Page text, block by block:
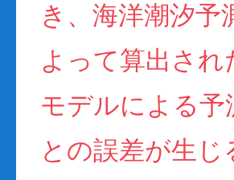
き、海洋潮汐
よって算出さ
モデルによる予
との誤差が生